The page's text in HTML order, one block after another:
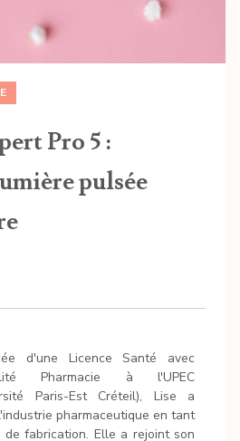
Pro 5 :
pulsée
d'une Licence Santé avec
Pharmacie à l'UPEC
Paris-Est Créteil), Lise a
pharmaceutique en tant
fabrication. Elle a rejoint son